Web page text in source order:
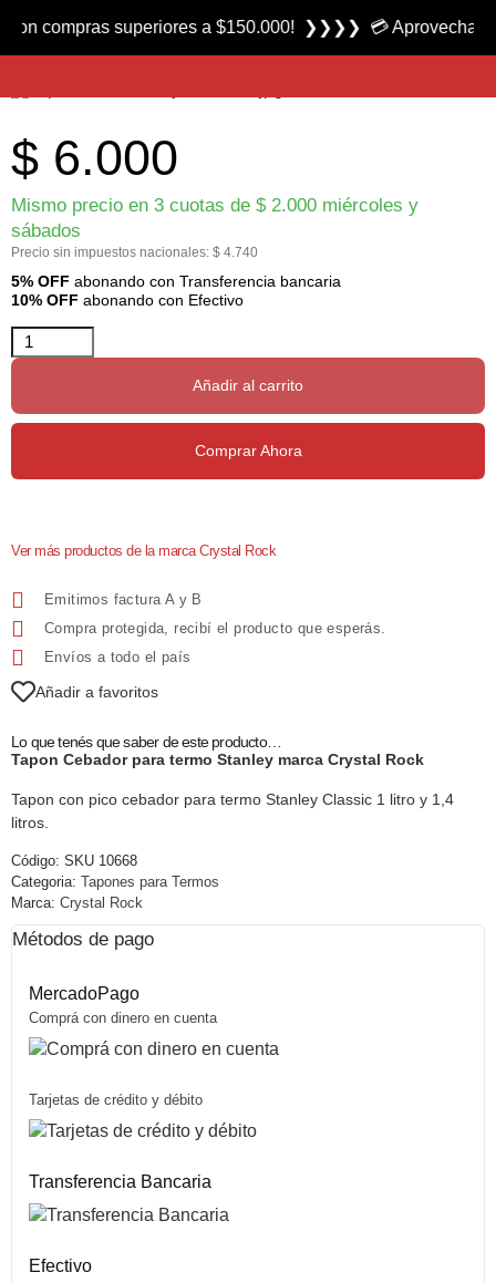
Producto nuevo
Tapon Cebador para termo Stanley marca Crystal Rock
$ 6.000
Mismo precio en 3 cuotas de $2.000 miércoles y
sábados
Precio sin impuestos nacionales: $ 4.740
5% OFF abonando con Transferencia bancaria
10% OFF abonando con Efectivo
Añadir al carrito
Comprar Ahora
Ver más productos de la marca Crystal Rock
Emitimos factura A y B
Compra protegida, recibí el producto que esperás.
Envíos a todo el país
Añadir a favoritos
Lo que tenés que saber de este producto…
Tapon Cebador para termo Stanley marca Crystal Rock
Tapon con pico cebador para termo Stanley Classic 1 litro y 1,4
litros.
Código: SKU 10668
Categoria: Tapones para Termos
Marca: Crystal Rock
Métodos de pago
MercadoPago
Comprá con dinero en cuenta
Tarjetas de crédito y débito
Transferencia Bancaria
Efectivo
superiores a $150.000! ❯❯❯❯ 💳 Aprovecha las 3